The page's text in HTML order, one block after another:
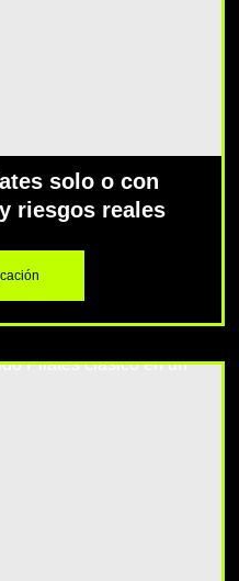
solo o con
riesgos reales